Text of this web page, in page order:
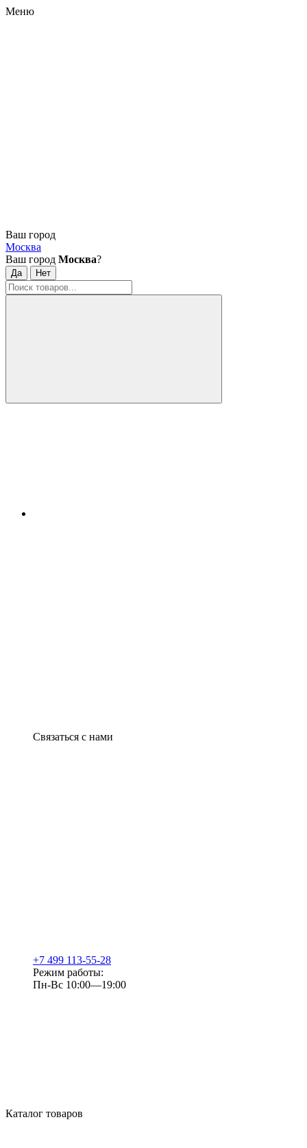
Меню
Ваш город
Москва
Ваш город Москва?
Связаться с нами
+7 499 113-55-28
Режим работы:
Пн-Вс 10:00—19:00
Каталог товаров